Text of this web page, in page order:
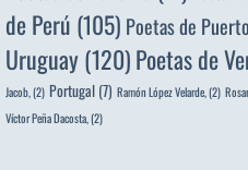
de Perú (105) Poetas de
Uruguay(120)Poetas de
Jacob, (2) Portugal (7) Ramón López Velarde, (2)
Víctor Peña Dacosta, (2)